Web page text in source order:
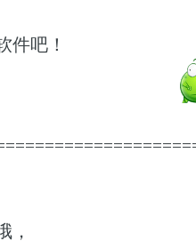
件吧！
，